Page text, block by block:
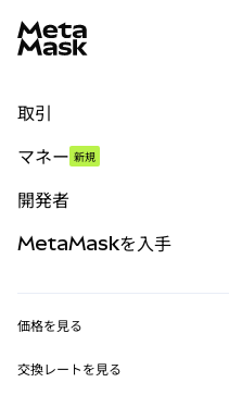
取引
パーペチュアル
RWA
マネー 新規
開発者
MetaMask Connect
MetaMaskを入手
価格を見る
イーサリアムの価格
交換レートを見る